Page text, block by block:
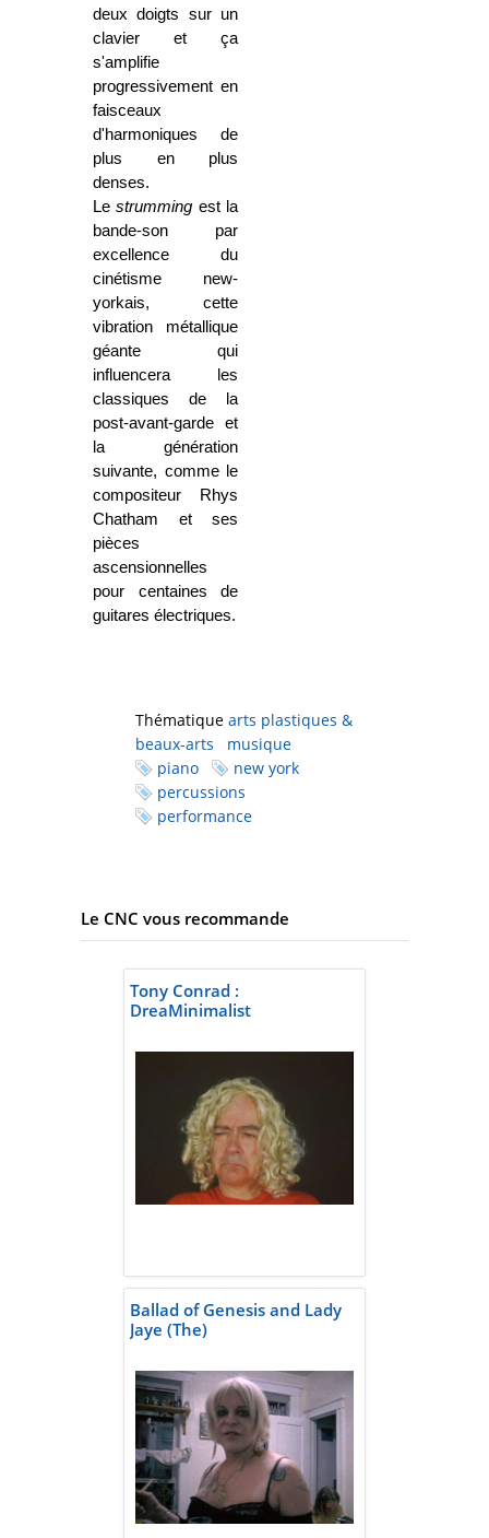
deux doigts sur un
clavier et ça
s'amplifie
progressivement en
faisceaux
d'harmoniques de
plus en plus
denses.
Lestrumming est la
bande-son par
excellence du
cinétisme new-
yorkais, cette
vibration métallique
géante qui
influencera les
classiques de la
post-avant-garde et
la génération
suivante, comme le
compositeur Rhys
Chatham et ses
pièces
ascensionnelles
pour centaines de
guitares électriques.
Thématique arts plastiques &
beaux-arts
musique
piano
new york
percussions
performance
Le CNC vous recommande
Tony Conrad :
DreaMinimalist
Ballad of Genesis and Lady
Jaye (The)